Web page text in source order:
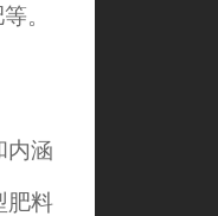
。
内涵
肥料